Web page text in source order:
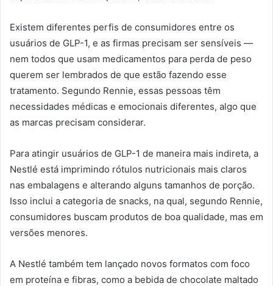
Existem diferentes perfis de consumidores entre os
usuários de GLP-1, e as firmas precisam ser sensíveis —
nem todos que usam medicamentos para perda de peso
querem ser lembrados de que estão fazendo esse
tratamento. Segundo Rennie, essas pessoas têm
necessidades médicas e emocionais diferentes, algo que
as marcas precisam considerar.
Para atingir usuários de GLP-1 de maneira mais indireta, a
Nestlé está imprimindo rótulos nutricionais mais claros
nas embalagens e alterando alguns tamanhos de porção.
Isso inclui a categoria de snacks, na qual, segundo Rennie,
consumidores buscam produtos de boa qualidade, mas em
versões menores.
A Nestlé também tem lançado novos formatos com foco
em proteína e fibras, como a bebida de chocolate maltado